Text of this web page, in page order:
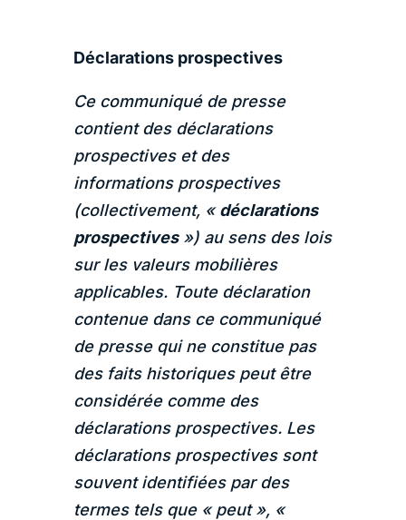
Déclarations prospectives
Ce communiqué de presse
contient des déclarations
prospectives et des
informations prospectives
(collectivement, «déclarations
prospectives») au sens des lois
sur les valeurs mobilières
applicables. Toute déclaration
contenue dans ce communiqué
de presse qui ne constitue pas
des faits historiques peut être
considérée comme des
déclarations prospectives. Les
déclarations prospectives sont
souvent identifiées par des
termes tels que « peut », «